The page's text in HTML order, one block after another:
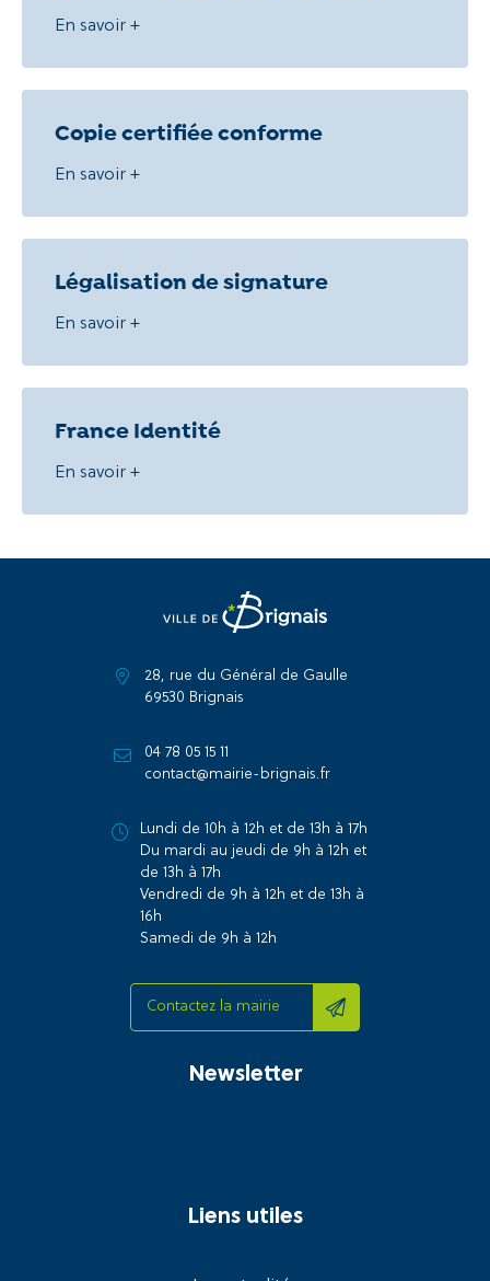
En savoir +
Copie certifiée conforme
En savoir +
Légalisation de signature
En savoir +
France Identité
En savoir +
28, rue du Général de Gaulle
69530 Brignais
04 78 05 15 11
contact@mairie-brignais.fr
Lundi de 10h à 12h et de 13h à 17h
Du mardi au jeudi de 9h à 12h et
de 13h à 17h
Vendredi de 9h à 12h et de 13h à
16h
Samedi de 9h à 12h
Contactez la mairie
Newsletter
Liens utiles